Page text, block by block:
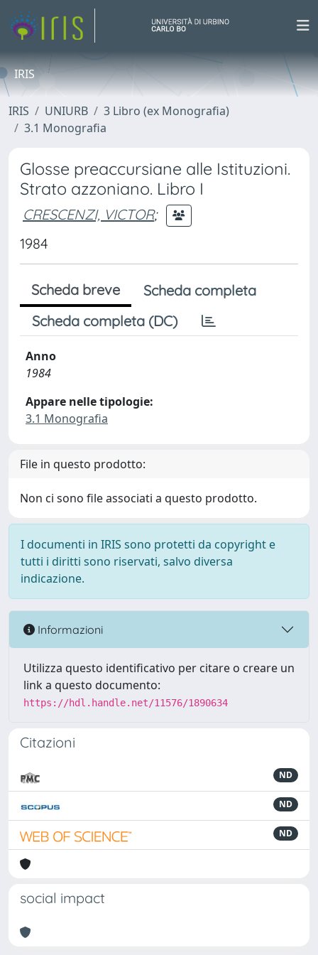
IRIS
IRIS UNIURB
3 Libro (ex Monografia)
3.1 Monografia
Glosse preaccursiane alle Istituzioni.
Strato azzoniano. Libro I
CRESCENZI, VICTOR;
1984
Scheda breve
Scheda completa
Scheda completa (DC)
Anno
1984
Appare nelle tipologie:
3.1 Monografia
File in questo prodotto:
Non ci sono file associati a questo prodotto.
I documenti in IRIS sono protetti da copyright e
tutti i diritti sono riservati, salvo diversa
indicazione.
Informazioni
Utilizza questo identificativo per citare o creare un
link a questo documento:
https://hdl.handle.net/11576/1890634
Citazioni
ND
ND
ND
social impact